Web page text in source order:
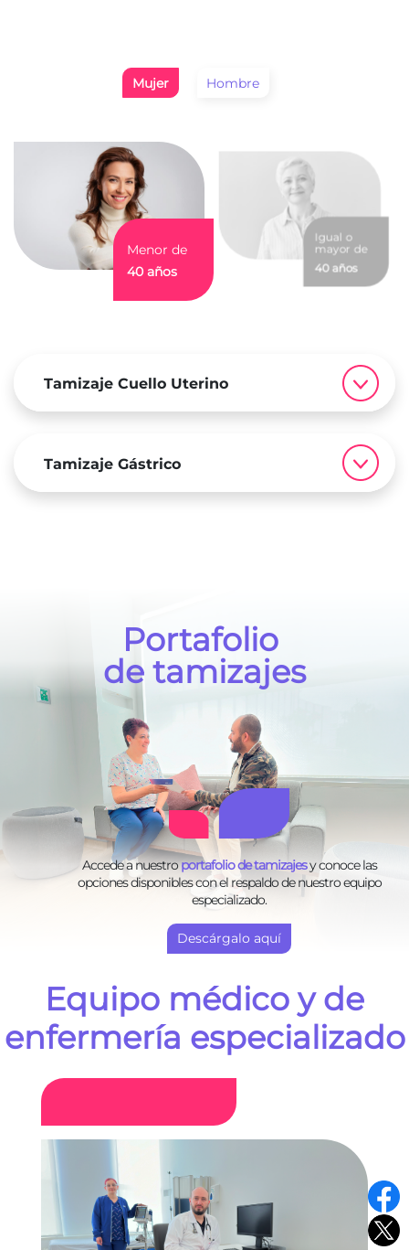
Mujer Hombre
Menor de
40 años
Igual o
mayor de
40 años
Tamizaje Cuello Uterino
Tamizaje Gástrico
Portafolio
de tamizajes
Accede a nuestroportafolio de tamizajesy conoce las
opciones disponibles con el respaldo de nuestro equipo
especializado.
Descárgalo aquí
Equipo médico y de
enfermería especializado